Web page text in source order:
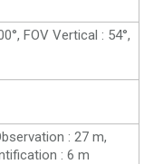
FOV Vertical : 54°,
: 27 m,
: 6 m